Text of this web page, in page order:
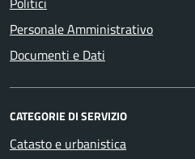
Personale Amministrativo
Documenti e Dati
CATEGORIE DI SERVIZIO
Catasto e urbanistica